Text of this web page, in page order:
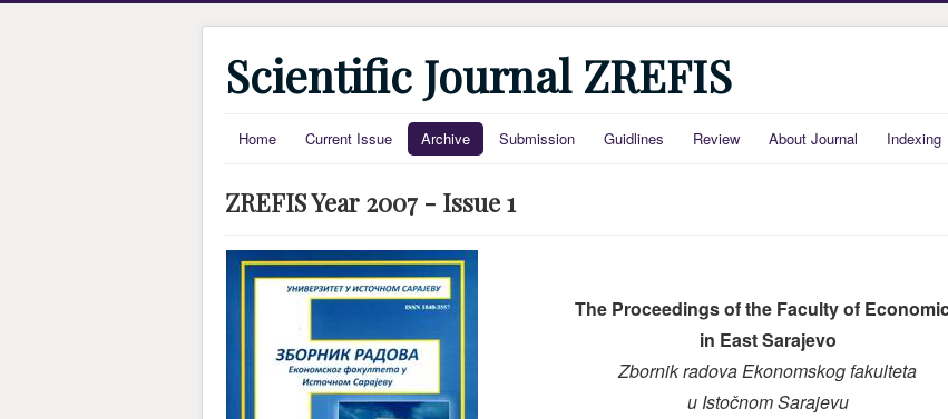
Scientific Journal ZREFIS
Home Current Issue Archive Submission Guidlines Review About Journal Indexing
ZREFIS Year 2007 - Issue 1
The Proceedings of the Faculty of
in East Sarajevo
Zbornik radova Ekonomskog fakulteta
u Istočnom Sarajevu